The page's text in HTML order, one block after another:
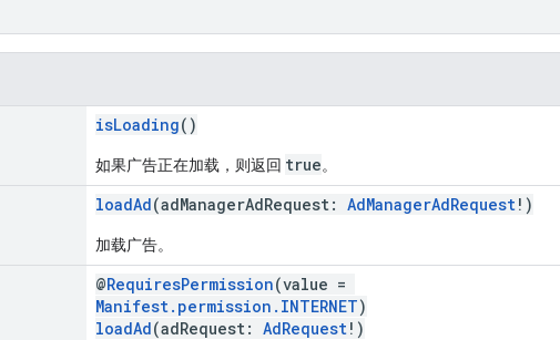
isLoading()
如果广告正在加载，则返回 true。
loadAd(adManagerAdRequest: AdManagerAdRequest!)
加载广告。
@RequiresPermission(value =
Manifest.permission.INTERNET)
loadAd(adRequest: AdRequest!)